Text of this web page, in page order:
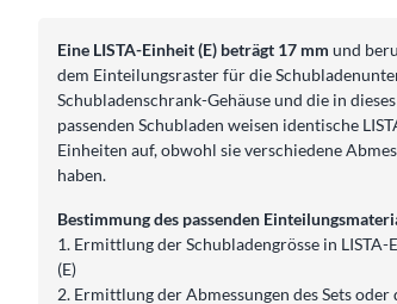
Eine LISTA-Einheit (E) beträgt 17 mm und
dem Einteilungsraster für die
Schubladenschrank-Gehäuse und die in
passenden Schubladen weisen identische
Einheiten auf, obwohl sie verschiedene
haben.
Bestimmung des passenden
1. Ermittlung der Schubladengrösse in LISTA-
(E)
2. Ermittlung der Abmessungen des Sets oder